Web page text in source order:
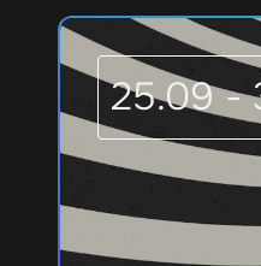
25.09 -